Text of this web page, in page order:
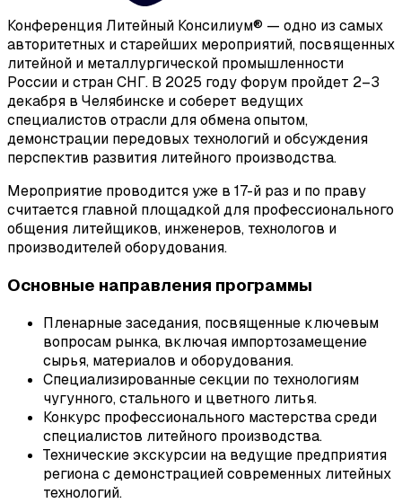
Конференция Литейный Консилиум® — одно из самых
авторитетных и старейших мероприятий, посвященных
литейной и металлургической промышленности
России и стран СНГ. В 2025 году форум пройдет 2–3
декабря в Челябинске и соберет ведущих
специалистов отрасли для обмена опытом,
демонстрации передовых технологий и обсуждения
перспектив развития литейного производства.
Мероприятие проводится уже в 17-й раз и по праву
считается главной площадкой для профессионального
общения литейщиков, инженеров, технологов и
производителей оборудования.
Основные направления программы
Пленарные заседания, посвященные ключевым
вопросам рынка, включая импортозамещение
сырья, материалов и оборудования.
Специализированные секции по технологиям
чугунного, стального и цветного литья.
Конкурс профессионального мастерства среди
специалистов литейного производства.
Технические экскурсии на ведущие предприятия
региона с демонстрацией современных литейных
технологий.